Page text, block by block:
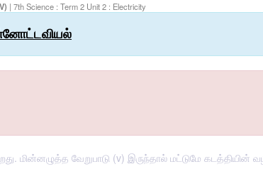
| 7th Science : Term 2 Unit 2 : Electricity
மின்னழுத்த வேறுபாடு (v) இருந்தால் மட்டுமே